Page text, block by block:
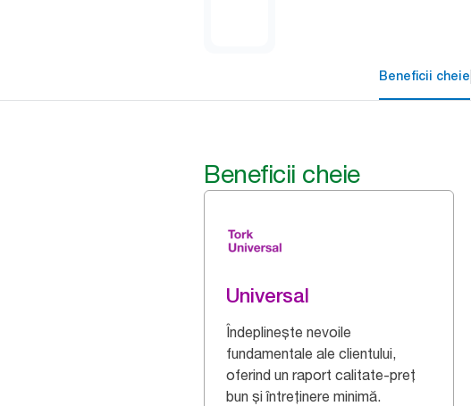
Beneficii cheie
Beneficii cheie
Universal
Îndeplinește nevoile
fundamentale ale clientului,
oferind un raport calitate-preț
bun și întreținere minimă.